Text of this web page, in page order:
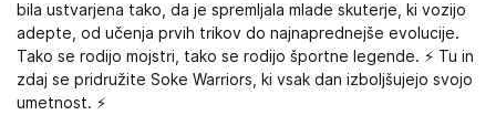
bila ustvarjena tako, da je spremljala mlade skuterje, ki vozijo
adepte, od učenja prvih trikov do najnaprednejše evolucije.
Tako se rodijo mojstri, tako se rodijo športne legende. ⚡ Tu in
zdaj se pridružite Soke Warriors, ki vsak dan izboljšujejo svojo
umetnost. ⚡